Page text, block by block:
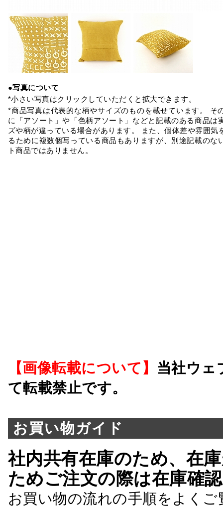
●写真について
*小さい写真はクリックしていただくと拡大できます。
*商品写真は代表的な柄やサイズのものを載せています。 そ
に「アソート」や「色柄アソート」などと記載のある商品は
ズや柄が違っている場合があります。 また、個体差や雰囲気
るために複数個写っている商品もありますが、別途記載のな
ト商品ではありません。
【画像転載について】 当社ウェ
て転載禁止です。
お買い物ガイド
社内共有在庫のため、在
ためご注文の際は在庫確
お買い物の流れの手順をよくご